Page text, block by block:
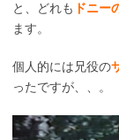
と、どれも ドニー
ます。
個人的には兄役の
ったですが、、。